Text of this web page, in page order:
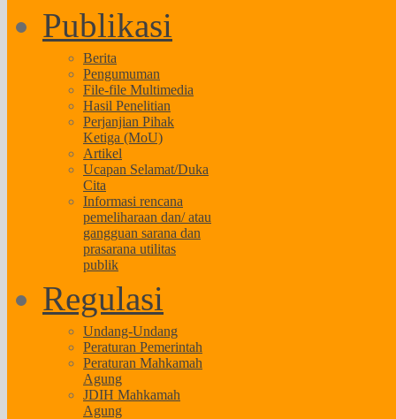
Publikasi
Berita
Pengumuman
File-file Multimedia
Hasil Penelitian
Perjanjian Pihak
Ketiga (MoU)
Artikel
Ucapan Selamat/Duka
Cita
Informasi rencana
pemeliharaan dan/ atau
gangguan sarana dan
prasarana utilitas
publik
Regulasi
Undang-Undang
Peraturan Pemerintah
Peraturan Mahkamah
Agung
JDIH Mahkamah
Agung